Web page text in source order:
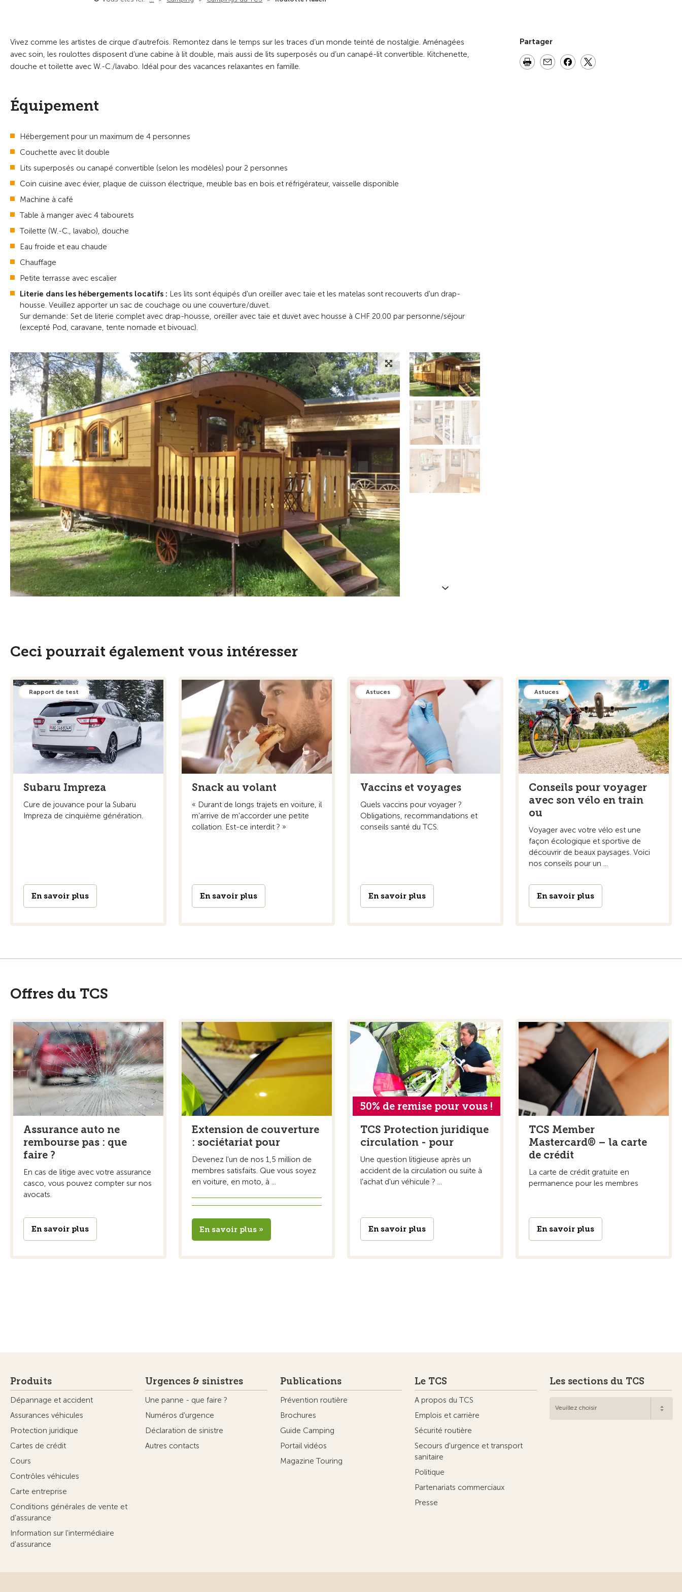
Vivez comme les artistes de cirque d’autrefois. Remontez dans le temps sur les traces d’un monde teinté de nostalgie. Aménagées
avec soin, les roulottes disposent d’une cabine à lit double, mais aussi de lits superposés ou d’un canapé-lit convertible. Kitchenette,
douche et toilette avec W.-C./lavabo. Idéal pour des vacances relaxantes en famille.
Équipement
Hébergement pour un maximum de 4 personnes
Couchette avec lit double
Lits superposés ou canapé convertible (selon les modèles) pour 2 personnes
Coin cuisine avec évier, plaque de cuisson électrique, meuble bas en bois et réfrigérateur, vaisselle disponible
Machine à café
Table à manger avec 4 tabourets
Toilette (W.-C., lavabo), douche
Eau froide et eau chaude
Chauffage
Petite terrasse avec escalier
Literie dans les hébergements locatifs : Les lits sont équipés d'un oreiller avec taie et les matelas sont recouverts d'un drap-
housse. Veuillez apporter un sac de couchage ou une couverture/duvet.
Sur demande: Set de literie complet avec drap-housse, oreiller avec taie et duvet avec housse à CHF 20.00 par personne/séjour
(excepté Pod, caravane, tente nomade et bivouac).
Partager
Ceci pourrait également vous intéresser
Rapport de test
Subaru Impreza
Cure de jouvance pour la Subaru
Impreza de cinquième génération.
En savoir plus
Snack au volant
« Durant de longs trajets en voiture, il
m’arrive de m’accorder une petite
collation. Est-ce interdit ? »
En savoir plus
Astuces
Vaccins et voyages
Quels vaccins pour voyager ?
Obligations, recommandations et
conseils santé du TCS.
En savoir plus
Astuces
Conseils pour voyager
avec son vélo en train
ou
Voyager avec votre vélo est une
façon écologique et sportive de
découvrir de beaux paysages. Voici
nos conseils pour un ...
En savoir plus
Offres du TCS
Assurance auto ne
rembourse pas : que
faire ?
En cas de litige avec votre assurance
casco, vous pouvez compter sur nos
avocats.
En savoir plus
Extension de couverture
: sociétariat pour
Devenez l'un de nos 1,5 million de
membres satisfaits. Que vous soyez
en voiture, en moto, à ...
En savoir plus »
50% de remise pour vous !
TCS Protection juridique
circulation - pour
Une question litigieuse après un
accident de la circulation ou suite à
l'achat d'un véhicule ? ...
En savoir plus
TCS Member
Mastercard® – la carte
de crédit
La carte de crédit gratuite en
permanence pour les membres
En savoir plus
Produits
Dépannage et accident
Assurances véhicules
Protection juridique
Cartes de crédit
Cours
Contrôles véhicules
Carte entreprise
Conditions générales de vente et
d'assurance
Information sur l'intermédiaire
d'assurance
Urgences & sinistres
Une panne - que faire ?
Numéros d'urgence
Déclaration de sinistre
Autres contacts
Publications
Prévention routière
Brochures
Guide Camping
Portail vidéos
Magazine Touring
Le TCS
A propos du TCS
Emplois et carrière
Sécurité routière
Secours d'urgence et transport
sanitaire
Politique
Partenariats commerciaux
Presse
Les sections du TCS
Veuillez choisir